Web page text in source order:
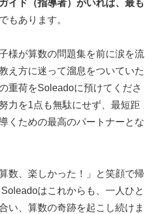
イド（指導者）がいれば、最も
もあります。
様が算数の問題集を前に涙を流
え方に迷って溜息をついていた
重荷をSoleadoに預けてくださ
力を1点も無駄にせず、最短距
くための最高のパートナーとな
数、楽しかった！」と笑顔で帰
はこれからも、一人ひと
い、算数の奇跡を起こし続けま